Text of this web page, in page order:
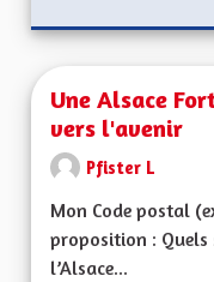
Une Alsace
vers l'avenir
Pfister L
Mon Code postal
proposition :
l’Alsace...